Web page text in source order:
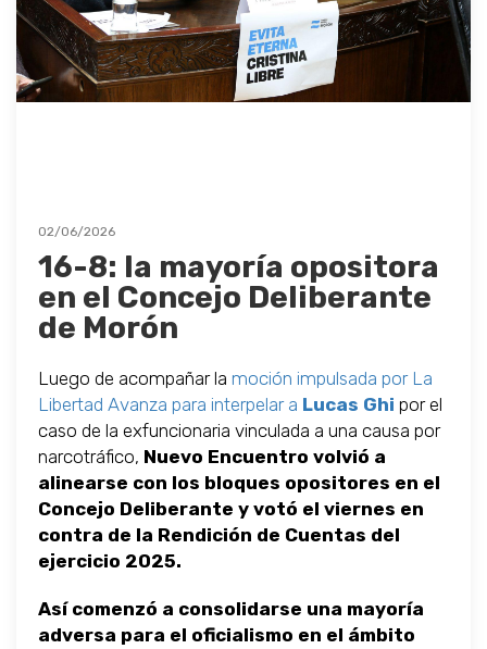
02/06/2026
16-8: la mayoría opositora
en el Concejo Deliberante
de Morón
Luego de acompañar la moción impulsada por La
Libertad Avanza para interpelar a Lucas Ghi por el
caso de la exfuncionaria vinculada a una causa por
narcotráfico, Nuevo Encuentro volvió a
alinearse con los bloques opositores en el
Concejo Deliberante y votó el viernes en
contra de la Rendición de Cuentas del
ejercicio 2025.
Así comenzó a consolidarse una mayoría
adversa para el oficialismo en el ámbito